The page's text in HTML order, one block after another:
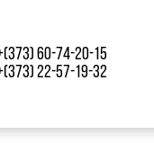
60-74-20-15
22-57-19-32